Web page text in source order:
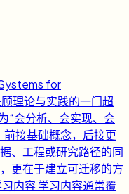
for
理论与实践的一门超
“会分析、会实现、会
接基础概念，后接更
、工程或研究路径的同
更在于建立可迁移的方
内容 学习内容通常覆